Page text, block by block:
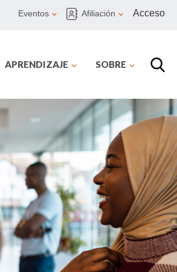
Eventos Afiliación Acceso
APRENDIZAJE SOBRE